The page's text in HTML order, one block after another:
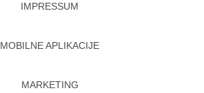
IMPRESSUM
MOBILNE APLIKACIJE
MARKETING